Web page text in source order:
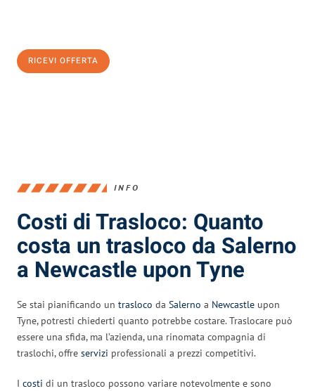
RICEVI OFFERTA
INFO
Costi di Trasloco: Quanto
costa un trasloco da Salerno
a Newcastle upon Tyne
Se stai pianificando un trasloco da Salerno a Newcastle upon
Tyne, potresti chiederti quanto potrebbe costare. Traslocare può
essere una sfida, ma l’azienda, una rinomata compagnia di
traslochi, offre servizi professionali a prezzi competitivi.
I costi di un trasloco possono variare notevolmente e sono